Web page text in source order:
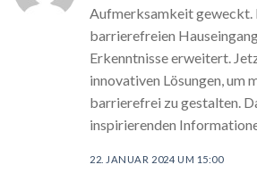
Aufmerksamkeit
barrierefreien
Erkenntnisse erweitert.
innovativen Lösungen, um
barrierefrei zu gestalten.
inspirierenden
22. JANUAR 2024 UM 15:00